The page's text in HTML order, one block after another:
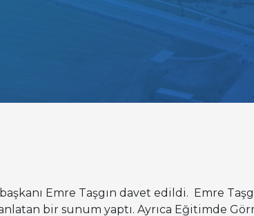
Emre Taşgın davet edildi. Emre
bir sunum yaptı. Ayrıca Eğitimde